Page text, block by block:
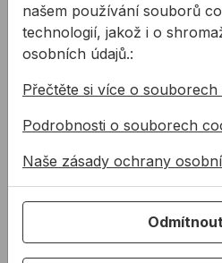
Na skladě
Těsnicí fólie Bituplast AW
našem používání souborů
technologií, jakož i o
osobních údajů.:
Přečtěte si více o souborech
Podrobnosti o souborech
Naše zásady ochrany